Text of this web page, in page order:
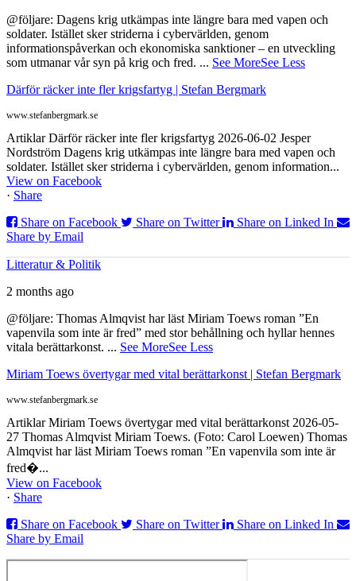
@följare: Dagens krig utkämpas inte längre bara med vapen och
soldater. Istället sker striderna i cybervärlden, genom
informationspåverkan och ekonomiska sanktioner – en utveckling
som utmanar vår syn på krig och fred. ... See MoreSee Less
Därför räcker inte fler krigsfartyg | Stefan Bergmark
www.stefanbergmark.se
Artiklar Därför räcker inte fler krigsfartyg 2026-06-02 Jesper
Nordström Dagens krig utkämpas inte längre bara med vapen och
soldater. Istället sker striderna i cybervärlden, genom information...
View on Facebook
· Share
Share on Facebook
Share on Twitter
Share on Linked In
Share by Email
Litteratur & Politik
2 months ago
@följare: Thomas Almqvist har läst Miriam Toews roman ”En
vapenvila som inte är fred” med stor behållning och hyllar hennes
vitala berättarkonst. ... See MoreSee Less
Miriam Toews övertygar med vital berättarkonst | Stefan Bergmark
www.stefanbergmark.se
Artiklar Miriam Toews övertygar med vital berättarkonst 2026-05-
27 Thomas Almqvist Miriam Toews. (Foto: Carol Loewen) Thomas
Almqvist har läst Miriam Toews roman ”En vapenvila som inte är
fred�...
View on Facebook
· Share
Share on Facebook
Share on Twitter
Share on Linked In
Share by Email